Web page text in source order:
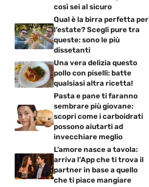
così sei al sicuro
Qual è la birra perfetta per
l’estate? Scegli pure tra
queste: sono le più
dissetanti
Una vera delizia questo
pollo con piselli: batte
qualsiasi altra ricetta!
Pasta e pane ti faranno
sembrare più giovane:
scopri come i carboidrati
possono aiutarti ad
invecchiare meglio
L’amore nasce a tavola:
arriva l’App che ti trova il
partner in base a quello
che ti piace mangiare